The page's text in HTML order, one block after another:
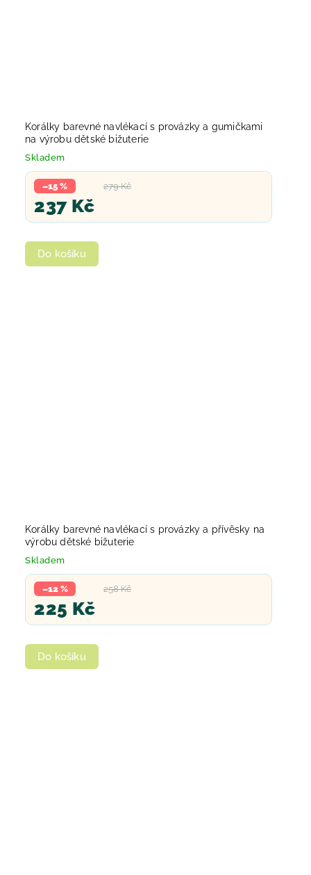
Korálky barevné navlékací s provázky a gumičkami
na výrobu dětské bižuterie
Skladem
279 Kč
–15 %
237 Kč
Do košíku
Korálky barevné navlékací s provázky a přívěsky na
výrobu dětské bižuterie
Skladem
258 Kč
–12 %
225 Kč
Do košíku